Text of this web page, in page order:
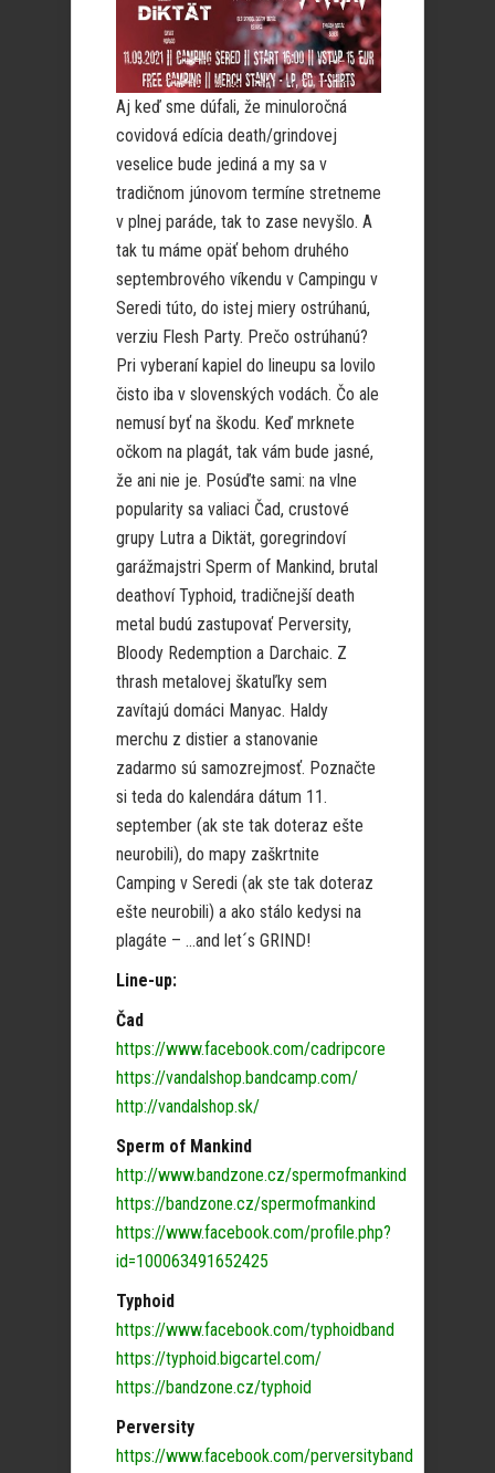
Aj keď sme dúfali, že minuloročná
covidová edícia death/grindovej
veselice bude jediná a my sa v
tradičnom júnovom termíne stretneme
v plnej paráde, tak to zase nevyšlo. A
tak tu máme opäť behom druhého
septembrového víkendu v Campingu v
Seredi túto, do istej miery ostrúhanú,
verziu Flesh Party. Prečo ostrúhanú?
Pri vyberaní kapiel do lineupu sa lovilo
čisto iba v slovenských vodách. Čo ale
nemusí byť na škodu. Keď mrknete
očkom na plagát, tak vám bude jasné,
že ani nie je. Posúďte sami: na vlne
popularity sa valiaci Čad, crustové
grupy Lutra a Diktät, goregrindoví
garážmajstri Sperm of Mankind, brutal
deathoví Typhoid, tradičnejší death
metal budú zastupovať Perversity,
Bloody Redemption a Darchaic. Z
thrash metalovej škatuľky sem
zavítajú domáci Manyac. Haldy
merchu z distier a stanovanie
zadarmo sú samozrejmosť. Poznačte
si teda do kalendára dátum 11.
september (ak ste tak doteraz ešte
neurobili), do mapy zaškrtnite
Camping v Seredi (ak ste tak doteraz
ešte neurobili) a ako stálo kedysi na
plagáte – …and let´s GRIND!
Line-up:
Čad
https://www.facebook.com/cadripcore
https://vandalshop.bandcamp.com/
http://vandalshop.sk/
Sperm of Mankind
http://www.bandzone.cz/spermofmankind
https://bandzone.cz/spermofmankind
https://www.facebook.com/profile.php?
id=100063491652425
Typhoid
https://www.facebook.com/typhoidband
https://typhoid.bigcartel.com/
https://bandzone.cz/typhoid
Perversity
https://www.facebook.com/perversityband